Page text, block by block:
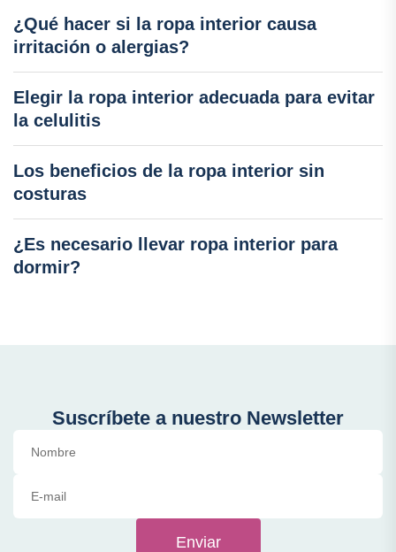
¿Qué hacer si la ropa interior causa
irritación o alergias?
Elegir la ropa interior adecuada para evitar
la celulitis
Los beneficios de la ropa interior sin
costuras
¿Es necesario llevar ropa interior para
dormir?
Suscríbete a nuestro Newsletter
Enviar